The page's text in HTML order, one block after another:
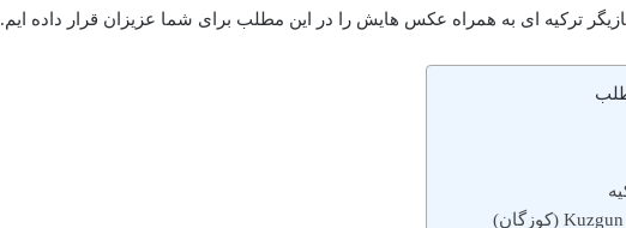
ترکیه ای به همراه عکس هایش را در این مطلب برای شما عزیزان قرار داده ایم.